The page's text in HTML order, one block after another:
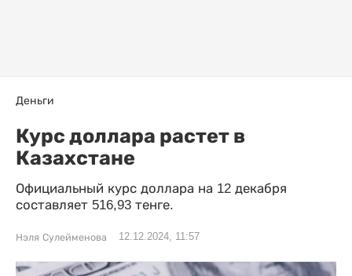
Деньги
Курс доллара растет в
Казахстане
Официальный курс доллара на 12 декабря
составляет 516,93 тенге.
Нэля Сулейменова 12.12.2024, 11:57